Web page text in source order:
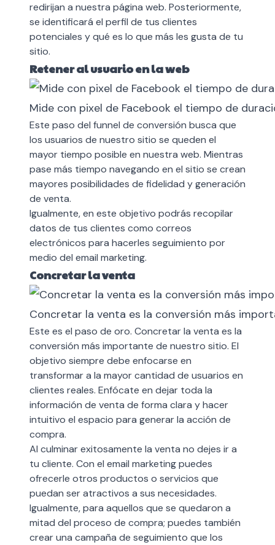
redirijan a nuestra página web. Posteriormente,
se identificará el perfil de tus clientes
potenciales y qué es lo que más les gusta de tu
sitio.
Retener al usuario en la web
Mide con pixel de Facebook el tiempo de
Este paso del funnel de conversión busca que
los usuarios de nuestro sitio se queden el
mayor tiempo posible en nuestra web. Mientras
pase más tiempo navegando en el sitio se crean
mayores posibilidades de fidelidad y generación
de venta.
Igualmente, en este objetivo podrás recopilar
datos de tus clientes como correos
electrónicos para hacerles seguimiento por
medio del email marketing.
Concretar la venta
Concretar la venta es la conversión más
Este es el paso de oro. Concretar la venta es la
conversión más importante de nuestro sitio. El
objetivo siempre debe enfocarse en
transformar a la mayor cantidad de usuarios en
clientes reales. Enfócate en dejar toda la
información de venta de forma clara y hacer
intuitivo el espacio para generar la acción de
compra.
Al culminar exitosamente la venta no dejes ir a
tu cliente. Con el email marketingpuedes
ofrecerle otros productos o servicios que
puedan ser atractivos a sus necesidades.
Igualmente, para aquellos que se quedaron a
mitad del proceso de compra; puedes también
crear una campaña de seguimiento que los